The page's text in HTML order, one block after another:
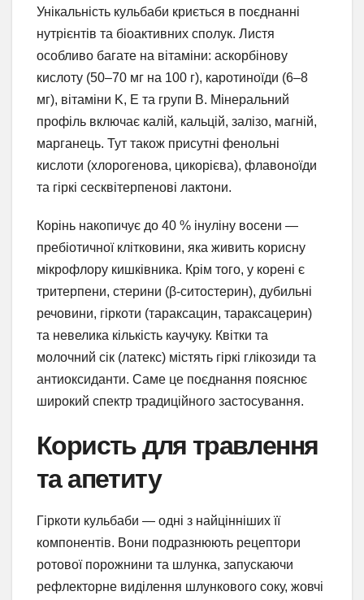
Унікальність кульбаби криється в поєднанні
нутрієнтів та біоактивних сполук. Листя
особливо багате на вітаміни: аскорбінову
кислоту (50–70 мг на 100 г), каротиноїди (6–8
мг), вітаміни K, E та групи B. Мінеральний
профіль включає калій, кальцій, залізо, магній,
марганець. Тут також присутні фенольні
кислоти (хлорогенова, цикорієва), флавоноїди
та гіркі сесквітерпенові лактони.
Корінь накопичує до 40 % інуліну восени —
пребіотичної клітковини, яка живить корисну
мікрофлору кишківника. Крім того, у корені є
тритерпени, стерини (β-ситостерин), дубильні
речовини, гіркоти (тараксацин, тараксацерин)
та невелика кількість каучуку. Квітки та
молочний сік (латекс) містять гіркі глікозиди та
антиоксиданти. Саме це поєднання пояснює
широкий спектр традиційного застосування.
Користь для травлення
та апетиту
Гіркоти кульбаби — одні з найцінніших її
компонентів. Вони подразнюють рецептори
ротової порожнини та шлунка, запускаючи
рефлекторне виділення шлункового соку, жовчі